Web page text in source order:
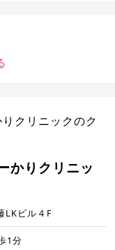
クリニックのク
かりクリニッ
LKビル４F
1分